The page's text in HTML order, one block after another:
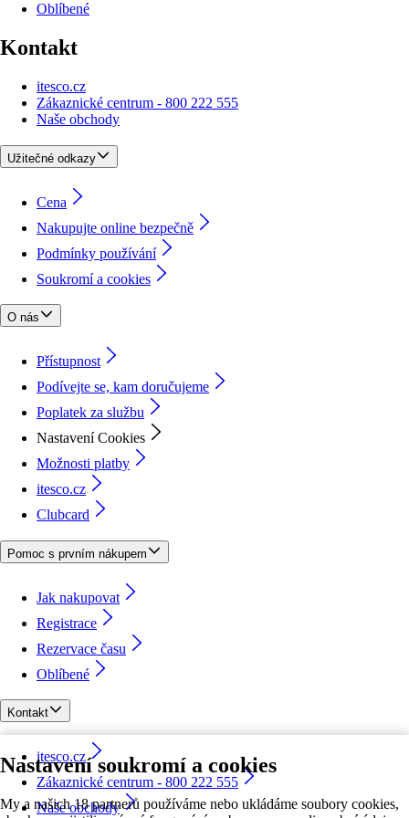
Nastavení soukromí a cookies
My a našich 18 partnerů používáme nebo ukládáme soubory cookies,
Oblíbené
Kontakt
itesco.cz
Zákaznické centrum - 800 222 555
Naše obchody
Užitečné odkazy
Cena
Nakupujte online bezpečně
Podmínky používání
Soukromí a cookies
O nás
Přístupnost
Podívejte se, kam doručujeme
Poplatek za službu
Nastavení Cookies
Možnosti platby
itesco.cz
Clubcard
Pomoc s prvním nákupem
Jak nakupovat
Registrace
Rezervace času
Oblíbené
Kontakt
itesco.cz
Zákaznické centrum - 800 222 555
Naše obchody